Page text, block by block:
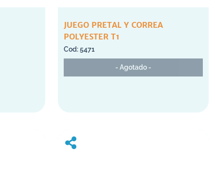
JUEGO PRETAL Y CORREA
POLYESTER T1
5471
- Agotado -